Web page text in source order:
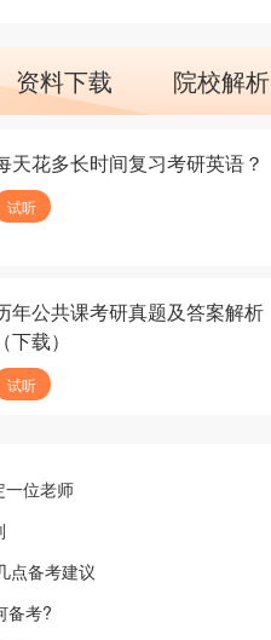
资料下载 院校解析
天花多长时间复习考研英语？
试听
年公共课考研真题及答案解析
（下载）
试听
一位老师
点备考建议
备考?